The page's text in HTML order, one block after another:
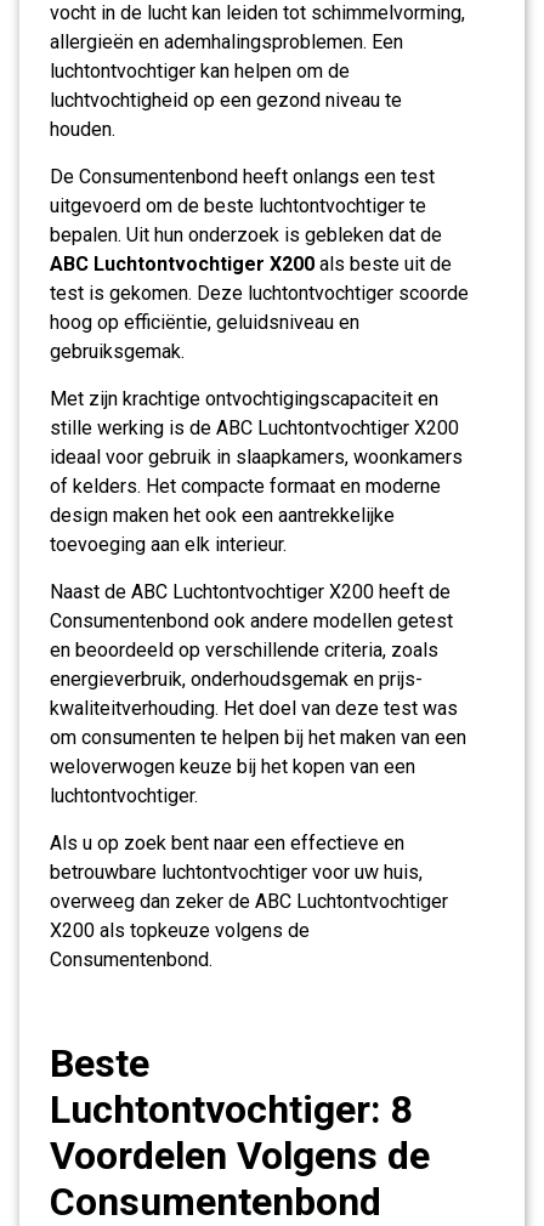
vocht in de lucht kan leiden tot schimmelvorming,
allergieën en ademhalingsproblemen. Een
luchtontvochtiger kan helpen om de
luchtvochtigheid op een gezond niveau te
houden.
De Consumentenbond heeft onlangs een test
uitgevoerd om de beste luchtontvochtiger te
bepalen. Uit hun onderzoek is gebleken dat de
ABC Luchtontvochtiger X200 als beste uit de
test is gekomen. Deze luchtontvochtiger scoorde
hoog op efficiëntie, geluidsniveau en
gebruiksgemak.
Met zijn krachtige ontvochtigingscapaciteit en
stille werking is de ABC Luchtontvochtiger X200
ideaal voor gebruik in slaapkamers, woonkamers
of kelders. Het compacte formaat en moderne
design maken het ook een aantrekkelijke
toevoeging aan elk interieur.
Naast de ABC Luchtontvochtiger X200 heeft de
Consumentenbond ook andere modellen getest
en beoordeeld op verschillende criteria, zoals
energieverbruik, onderhoudsgemak en prijs-
kwaliteitverhouding. Het doel van deze test was
om consumenten te helpen bij het maken van een
weloverwogen keuze bij het kopen van een
luchtontvochtiger.
Als u op zoek bent naar een effectieve en
betrouwbare luchtontvochtiger voor uw huis,
overweeg dan zeker de ABC Luchtontvochtiger
X200 als topkeuze volgens de
Consumentenbond.
Beste
Luchtontvochtiger: 8
Voordelen Volgens de
Consumentenbond